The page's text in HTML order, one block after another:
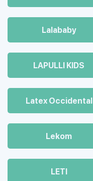
Lalababy
LAPULLI KIDS
Latex Occidental
Lekom
LETI